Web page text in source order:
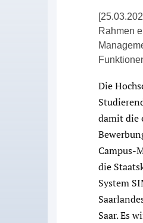
Rahmen
Die
damit die
Campus-
die
System
Saar. Es